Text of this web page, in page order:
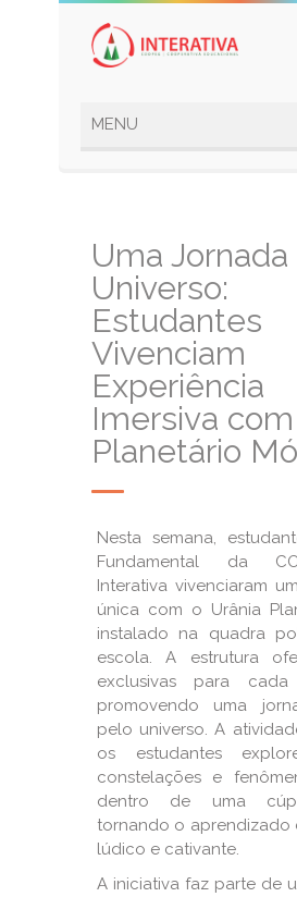
Uma
Universo:
Estudantes
Vivenciam
Experiência
Imersiva com
Planetário
Nesta semana,
Fundamental da
Interativa vivenciaram
única com o Urânia
instalado na quadra
escola. A estrutura
exclusivas para
promovendo uma
pelo universo. A
os estudantes
constelações e
dentro de uma
tornando o aprendizado
lúdico e cativante.
A iniciativa faz parte de